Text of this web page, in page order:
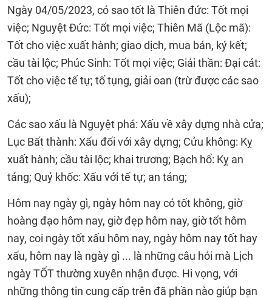
Ngày 04/05/2023, có sao tốt là Thiên đức: Tốt mọi
việc; Nguyệt Đức: Tốt mọi việc; Thiên Mã (Lộc mã):
Tốt cho việc xuất hành; giao dịch, mua bán, ký kết;
cầu tài lộc; Phúc Sinh: Tốt mọi việc; Giải thần: Đại cát:
Tốt cho việc tế tự; tố tụng, giải oan (trừ được các sao
xấu);
Các sao xấu là Nguyệt phá: Xấu về xây dựng nhà cửa;
Lục Bất thành: Xấu đối với xây dựng; Cửu không: Kỵ
xuất hành; cầu tài lộc; khai trương; Bạch hổ: Kỵ an
táng; Quỷ khốc: Xấu với tế tự; an táng;
Hôm nay ngày gì, ngày hôm nay có tốt không, giờ
hoàng đạo hôm nay, giờ đẹp hôm nay, giờ tốt hôm
nay, coi ngày tốt xấu hôm nay, ngày hôm nay tốt hay
xấu, hôm nay là ngày gì ... là những câu hỏi mà Lịch
ngày TỐT thường xuyên nhận được. Hi vọng, với
những thông tin cung cấp trên đã phần nào giúp bạn